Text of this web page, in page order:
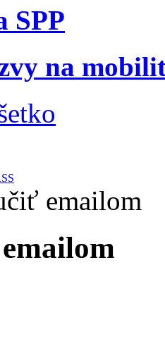
SPP
na
emailom